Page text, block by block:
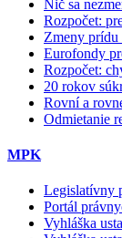
Nič sa
Rozpočet:
Zmeny
Eurofondy
Rozpočet:
20 rokov
Rovní a
Odmietanie
MPK
Legislatívny
Portál
Vyhláška